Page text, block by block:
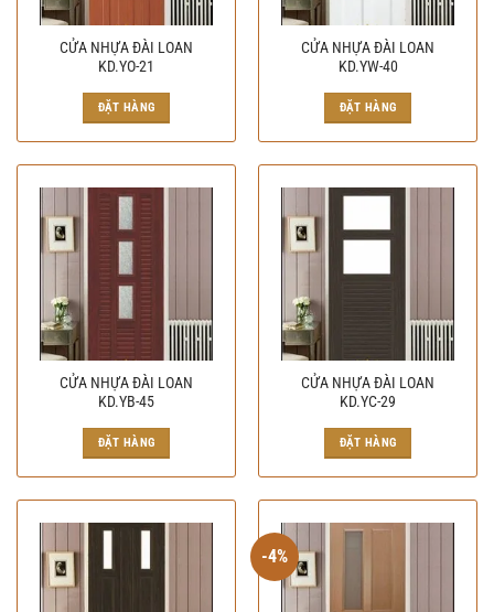
CỬA NHỰA ĐÀI LOAN
KD.YO-21
ĐẶT HÀNG
CỬA NHỰA ĐÀI LOAN
KD.YW-40
ĐẶT HÀNG
CỬA NHỰA ĐÀI LOAN
KD.YB-45
ĐẶT HÀNG
CỬA NHỰA ĐÀI LOAN
KD.YC-29
ĐẶT HÀNG
-4%